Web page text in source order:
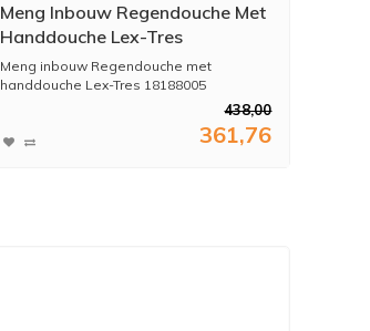
Meng Inbouw Regendouche Met
Handdouche Lex-Tres
Meng inbouw Regendouche met
handdouche Lex-Tres 18188005
438,00
361,76